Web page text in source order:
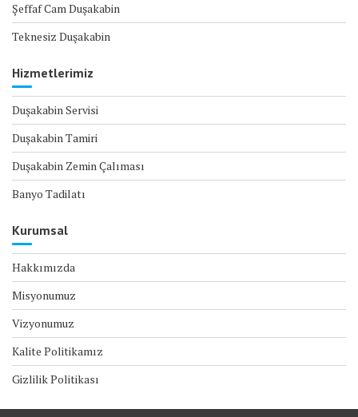
Şeffaf Cam Duşakabin
Teknesiz Duşakabin
Hizmetlerimiz
Duşakabin Servisi
Duşakabin Tamiri
Duşakabin Zemin Çalıması
Banyo Tadilatı
Kurumsal
Hakkımızda
Misyonumuz
Vizyonumuz
Kalite Politikamız
Gizlilik Politikası